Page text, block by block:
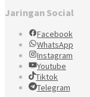
Jaringan Social
Facebook
WhatsApp
Instagram
Youtube
Tiktok
Telegram